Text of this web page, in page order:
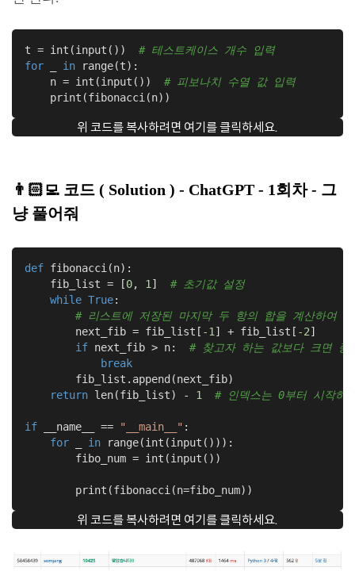
t = int(input()) # 테스트케이스 개수 입력
for
in range(t):
    n = int(input())
# 피보나치 수열 값 입력
    print(fibonacci(n))
위 코드를 복사하려면 여기를 클릭하세요.
👨🏻‍💻 코드 ( Solution ) - ChatGPT - 1회차 - 그
냥 풀어줘
def fibonacci (n) :
    fib_list = [
0, 1 ] # 초기값 설정
while True:
# 리스트에 저장된 마지막 두 항의 합을 계산하여
        next_fib = fib_list[
-1 ] + fib_list[ -2]
if next_fib > n: # 찾고자 하는 값보다 크면 종
break
        fib_list.append(next_fib)
return len(fib_list) - 1 # 인덱스는 0부터 시작하
if __name__ == "__main__" :
for
in range(int(input())):
        fibo_num = int(input())
        print(fibonacci(n=fibo_num))
위 코드를 복사하려면 여기를 클릭하세요.